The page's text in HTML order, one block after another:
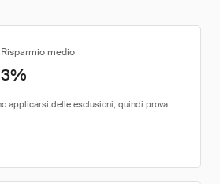
Risparmio medio
3%